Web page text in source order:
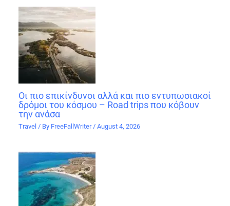
Οι πιο επικίνδυνοι αλλά και πιο εντυπωσιακοί
δρόμοι του κόσμου – Road trips που κόβουν
την ανάσα
Travel / By FreeFallWriter/August 4, 2026